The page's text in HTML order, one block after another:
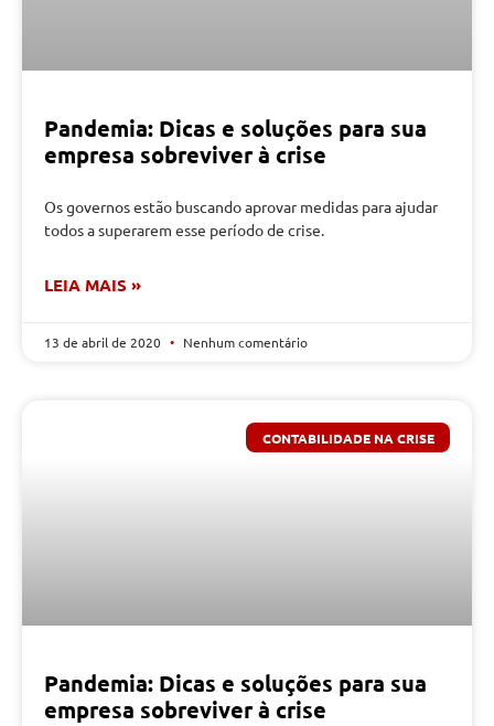
Pandemia: Dicas e soluções para sua
empresa sobreviver à crise
Os governos estão buscando aprovar medidas para ajudar
todos a superarem esse período de crise.
LEIA MAIS »
13 de abril de 2020 Nenhum comentário
CONTABILIDADE NA CRISE
Pandemia: Dicas e soluções para sua
empresa sobreviver à crise